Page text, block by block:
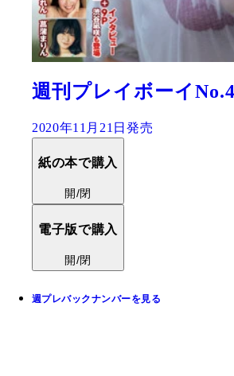
週刊プレイボーイ
2020年11月21日発売
紙の本で購入
開/閉
電子版で購入
開/閉
週プレバックナンバーを見る